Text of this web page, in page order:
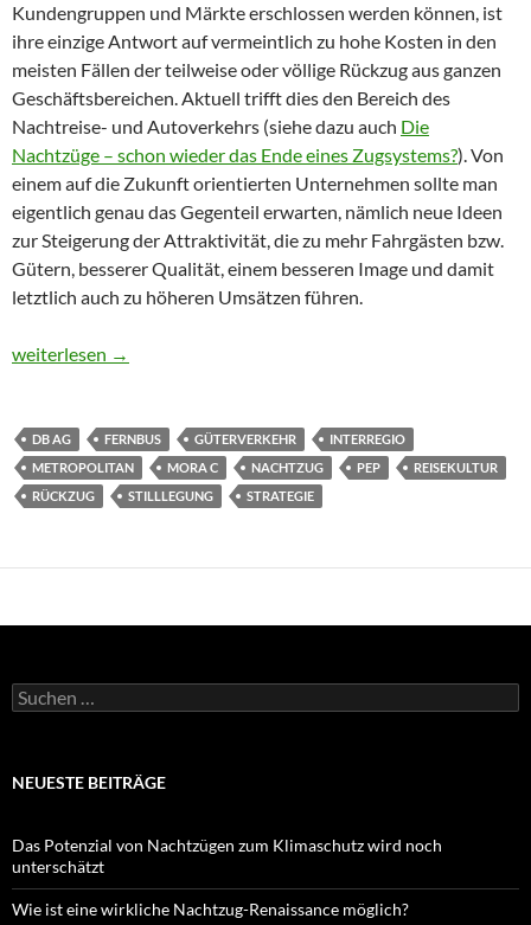
Kundengruppen und Märkte erschlossen werden können, ist
ihre einzige Antwort auf vermeintlich zu hohe Kosten in den
meisten Fällen der teilweise oder völlige Rückzug aus ganzen
Geschäftsbereichen. Aktuell trifft dies den Bereich des
Nachtreise- und Autoverkehrs (siehe dazu auch Die
Nachtzüge – schon wieder das Ende eines Zugsystems?). Von
einem auf die Zukunft orientierten Unternehmen sollte man
eigentlich genau das Gegenteil erwarten, nämlich neue Ideen
zur Steigerung der Attraktivität, die zu mehr Fahrgästen bzw.
Gütern, besserer Qualität, einem besseren Image und damit
letztlich auch zu höheren Umsätzen führen.
Die Strategie der Bahn: Rückwärtsgang
weiterlesen →
DB AG FERNBUS GÜTERVERKEHR
INTERREGIO
METROPOLITAN
MORA C NACHTZUG PEP
REISEKULTUR
RÜCKZUG
STILLLEGUNG STRATEGIE
Suchen
nach:
NEUESTE BEITRÄGE
Das Potenzial von Nachtzügen zum Klimaschutz wird noch
unterschätzt
Wie ist eine wirkliche Nachtzug-Renaissance möglich?